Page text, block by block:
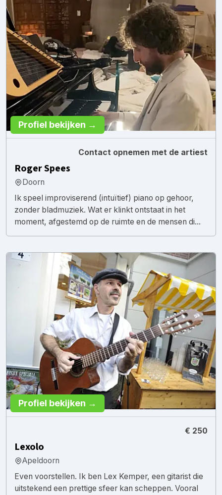
Profiel bekijken →
Contact opnemen met de artiest
Roger Spees
Doorn
Ik speel improviserend (intuïtief) piano op gehoor,
zonder bladmuziek. Wat er klinkt ontstaat in het
moment, afgestemd op de ruimte en de mensen di...
Profiel bekijken →
€ 250
Lexolo
Apeldoorn
Even voorstellen. Ik ben Lex Kemper, een gitarist die
uitstekend een prettige sfeer kan scheppen. Vooral